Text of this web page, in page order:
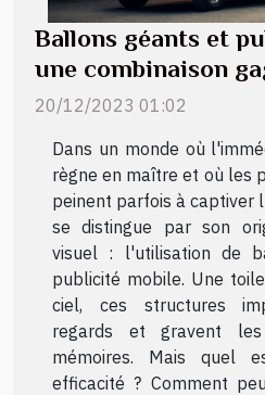
Ballons géants et
une combinaison
20/12/2023 01:02
Dans un monde où
règne en maître et où les
peinent parfois à captiver
se distingue par son
visuel : l'utilisation de
publicité mobile. Une
ciel, ces structures
regards et gravent
mémoires. Mais quel
efficacité ? Comment